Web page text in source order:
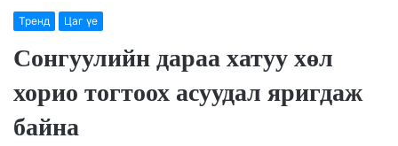
Тренд Цаг үе
Сонгуулийн дараа хатуу хөл
хорио тогтоох асуудал яригдаж
байна